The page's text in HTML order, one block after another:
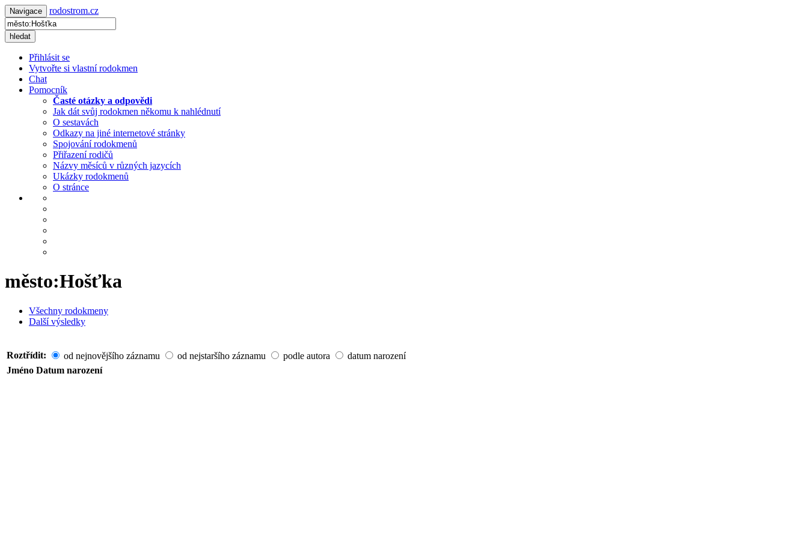
Navigace rodostrom.cz
hledat
Přihlásit se
Vytvořte si vlastní rodokmen
Chat
Pomocník
Časté otázky a odpovědi
Jak dát svůj rodokmen někomu k nahlédnutí
O sestavách
Odkazy na jiné internetové stránky
Spojování rodokmenů
Přiřazení rodičů
Názvy měsíců v různých jazycích
Ukázky rodokmenů
O stránce
město:Hošťka
Všechny rodokmeny
Další výsledky
Roztřídit: od nejnovějšího záznamu od nejstaršího záznamu podle autora
datum narození
Jméno Datum narození